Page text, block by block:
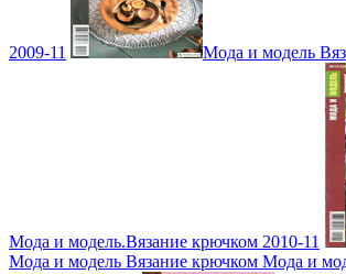
2009-11 Мода и модель
Мода и модель.Вязание крючком 2010-11
Мода и модель Вязание крючком Мода и